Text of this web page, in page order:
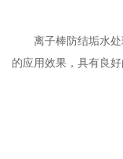
离子棒防结垢水
的应用效果，具有良